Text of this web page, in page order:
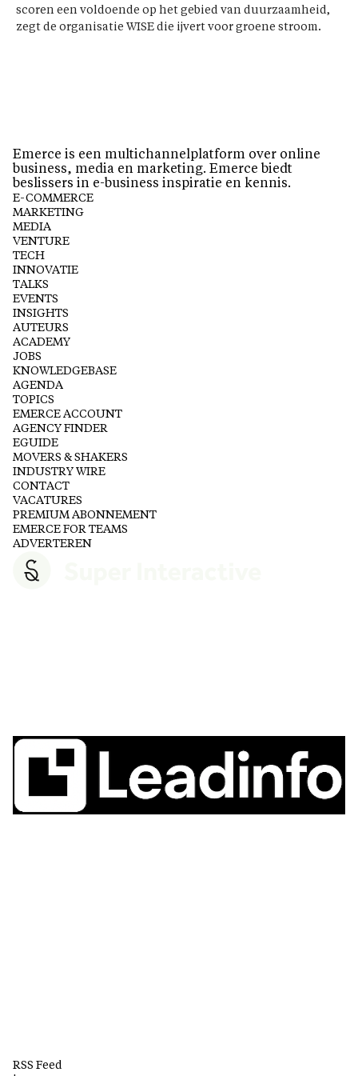
scoren een voldoende op het gebied van duurzaamheid,
zegt de organisatie WISE die ijvert voor groene stroom.
Emerce is een multichannelplatform over online
business, media en marketing. Emerce biedt
beslissers in e-business inspiratie en kennis.
E-COMMERCE
MARKETING
MEDIA
VENTURE
TECH
INNOVATIE
TALKS
EVENTS
INSIGHTS
AUTEURS
ACADEMY
JOBS
KNOWLEDGEBASE
AGENDA
TOPICS
EMERCE ACCOUNT
AGENCY FINDER
EGUIDE
MOVERS & SHAKERS
INDUSTRY WIRE
CONTACT
VACATURES
PREMIUM ABONNEMENT
EMERCE FOR TEAMS
ADVERTEREN
RSS Feed